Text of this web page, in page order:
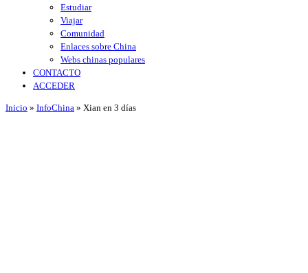
Estudiar
Viajar
Comunidad
Enlaces sobre China
Webs chinas populares
CONTACTO
ACCEDER
Inicio » InfoChina » Xian en 3 días